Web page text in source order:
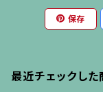
保存
最近チェックした